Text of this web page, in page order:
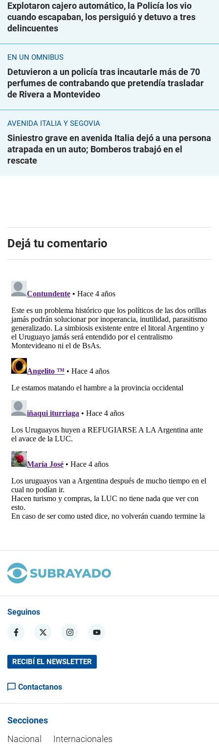
Explotaron cajero automático, la Policía los vio
cuando escapaban, los persiguió y detuvo a tres
delincuentes
EN UN ÓMNIBUS
Detuvieron a un policía tras incautarle más de 70
perfumes de contrabando que pretendía trasladar
de Rivera a Montevideo
AVENIDA ITALIA Y SEGOVIA
Siniestro grave en avenida Italia dejó a una persona
atrapada en un auto; Bomberos trabajó en el
rescate
Dejá tu comentario
Seguinos
RECIBÍ EL NEWSLETTER
Contactanos
Secciones
Nacional
Internacionales